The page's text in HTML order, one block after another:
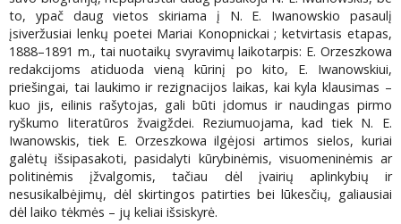
to, ypač daug vietos skiriama į N. E. Iwanowskio pasaulį
įsiveržusiai lenkų poetei Mariai Konopnickai ; ketvirtasis etapas,
1888–1891 m., tai nuotaikų svyravimų laikotarpis: E. Orzeszkowa
redakcijoms atiduoda vieną kūrinį po kito, E. Iwanowskiui,
priešingai, tai laukimo ir rezignacijos laikas, kai kyla klausimas –
kuo jis, eilinis rašytojas, gali būti įdomus ir naudingas pirmo
ryškumo literatūros žvaigždei. Reziumuojama, kad tiek N. E.
Iwanowskis, tiek E. Orzeszkowa ilgėjosi artimos sielos, kuriai
galėtų išsipasakoti, pasidalyti kūrybinėmis, visuomeninėmis ar
politinėmis įžvalgomis, tačiau dėl įvairių aplinkybių ir
nesusikalbėjimų, dėl skirtingos patirties bei lūkesčių, galiausiai
dėl laiko tėkmės – jų keliai išsiskyrė.